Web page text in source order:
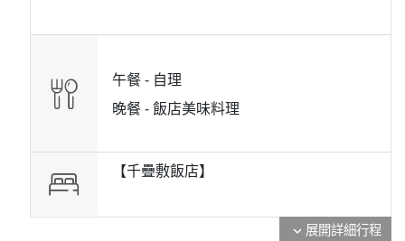
午餐 - 自理
晚餐 -飯店美味料理
【千疊敷飯店】
expand_more 展開詳細行程